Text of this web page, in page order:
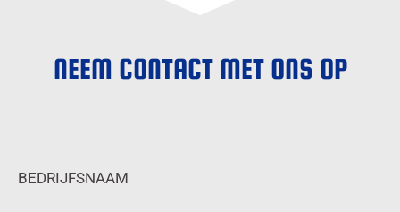
NEEM CONTACT MET ONS OP
BEDRIJFSNAAM